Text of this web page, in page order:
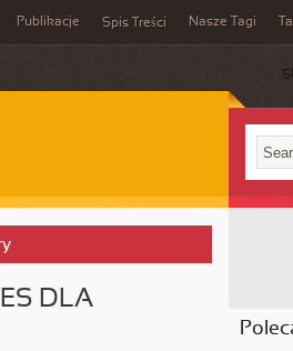
Publikacje Spis Treści Nasze Tagi
DLA